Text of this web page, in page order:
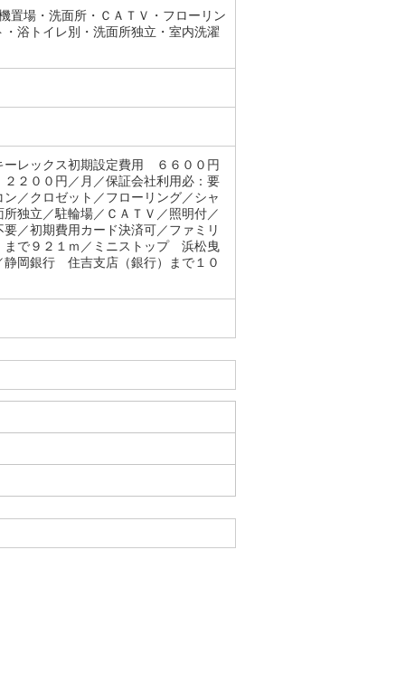
置場・洗面所・ＣＡＴＶ・フローリン
浴トイレ別・洗面所独立・室内洗濯
レックス初期設定費用 ６６００円
２００円／月／保証会社利用必：要
／クロゼット／フローリング／シャ
独立／駐輪場／ＣＡＴＶ／照明付／
／初期費用カード決済可／ファミリ
まで９２１ｍ／ミニストップ 浜松曳
岡銀行 住吉支店（銀行）まで１０